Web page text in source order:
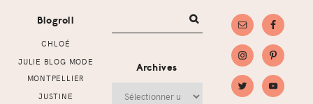
Blogroll
CHLOÉ
JULIE BLOG MODE
MONTPELLIER
JUSTINE
Archives